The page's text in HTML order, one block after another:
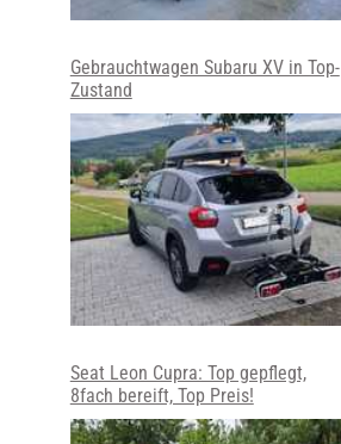
Gebrauchtwagen Subaru XV in Top-
Zustand
Seat Leon Cupra: Top gepflegt,
8fach bereift, Top Preis!